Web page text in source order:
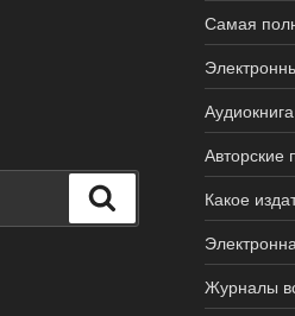
Самая
Авторские
Какое
Журналы